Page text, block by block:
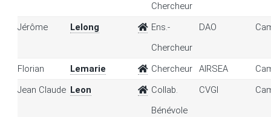
Chercheur
Jérôme Lelong
Ens.-
Chercheur
DAO
Florian Lemarie Chercheur AIRSEA
Jean Claude Leon
Collab.
Bénévole
CVGI